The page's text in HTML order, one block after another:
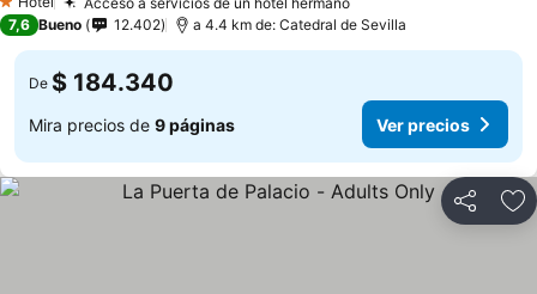
1 Estrellas
7,6 Bueno 12.402 a 4.4 km de: Catedral de Sevilla
De $ 184.340
Mira precios de 9 páginas Ver precios
Compartir